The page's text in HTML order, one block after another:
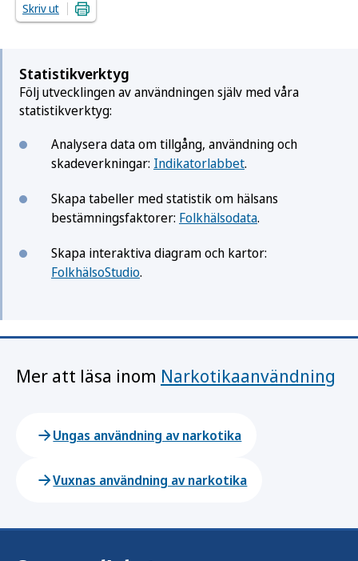
Skriv ut
Statistikverktyg
Följ utvecklingen av användningen själv med våra
statistikverktyg:
Analysera data om tillgång, användning och
skadeverkningar: Indikatorlabbet.
Skapa tabeller med statistik om hälsans
bestämningsfaktorer: Folkhälsodata.
Skapa interaktiva diagram och kartor:
FolkhälsoStudio.
Mer att läsa inom Narkotikaanvändning
Ungas användning av narkotika
Vuxnas användning av narkotika